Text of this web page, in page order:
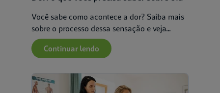
Você sabe como acontece a dor? Saiba mais
sobre o processo dessa sensação e veja...
Continuar lendo